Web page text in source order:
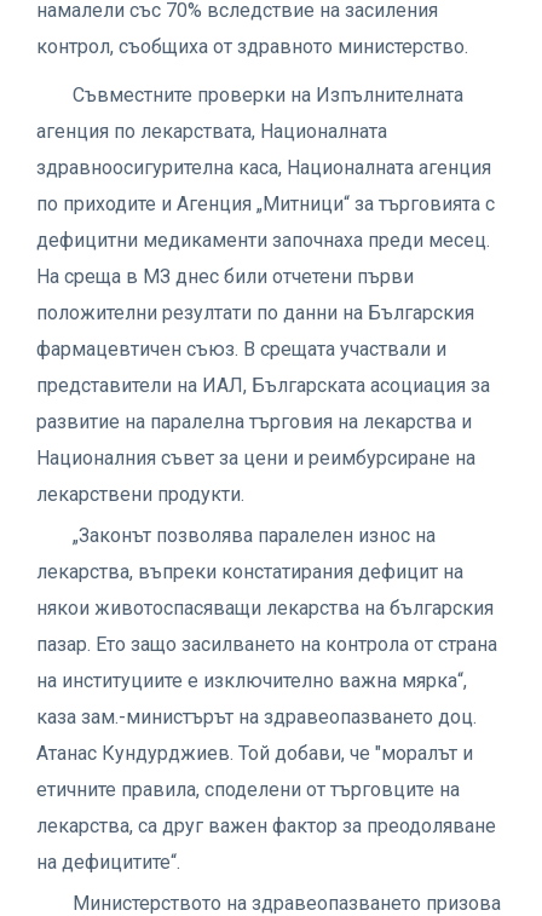
намалели със 70% вследствие на засиления
контрол, съобщиха от здравното министерство.
Съвместните проверки на Изпълнителната
агенция по лекарствата, Националната
здравноосигурителна каса, Националната агенция
по приходите и Агенция „Митници“ за търговията с
дефицитни медикаменти започнаха преди месец.
На среща в МЗ днес били отчетени първи
положителни резултати по данни на Българския
фармацевтичен съюз. В срещата участвали и
представители на ИАЛ, Българската асоциация за
развитие на паралелна търговия на лекарства и
Националния съвет за цени и реимбурсиране на
лекарствени продукти.
„Законът позволява паралелен износ на
лекарства, въпреки констатирания дефицит на
някои животоспасяващи лекарства на българския
пазар. Ето защо засилването на контрола от страна
на институциите е изключително важна мярка“,
каза зам.-министърът на здравеопазването доц.
Атанас Кундурджиев. Той добави, че "моралът и
етичните правила, споделени от търговците на
лекарства, са друг важен фактор за преодоляване
на дефицитите“.
Министерството на здравеопазването призова